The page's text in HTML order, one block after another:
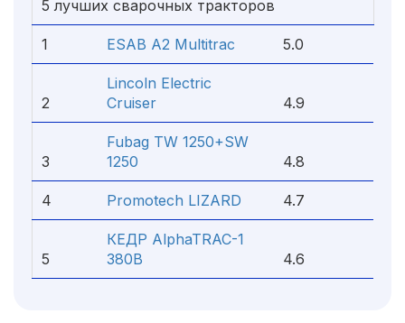
5 лучших сварочных тракторов
1 ESAB A2 Multitrac 5.0
2
Lincoln Electric
Cruiser
4.9
3
Fubag TW 1250+SW
1250
4.8
4 Promotech LIZARD 4.7
5
КЕДР AlphaTRAC-1
380В
4.6